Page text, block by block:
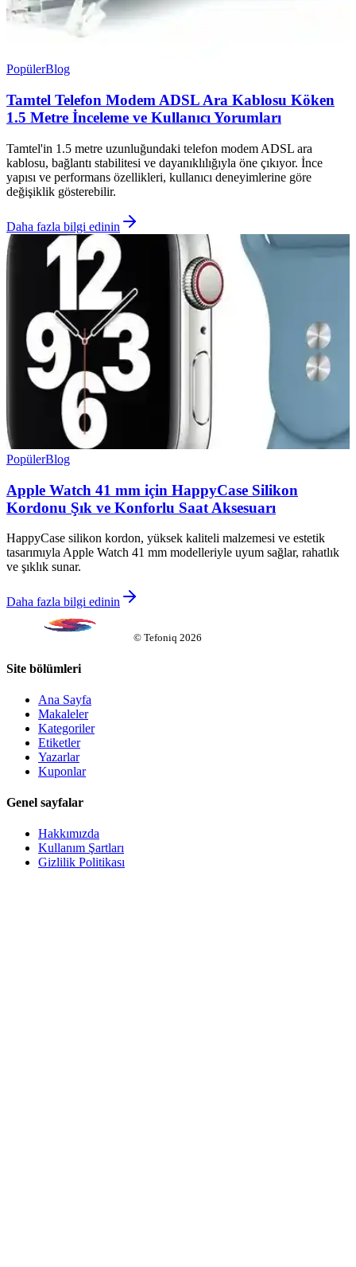
PopülerBlog
Tamtel Telefon Modem ADSL Ara Kablosu Köken
1.5 Metre İnceleme ve Kullanıcı Yorumları
Tamtel'in 1.5 metre uzunluğundaki telefon modem ADSL ara
kablosu, bağlantı stabilitesi ve dayanıklılığıyla öne çıkıyor. İnce
yapısı ve performans özellikleri, kullanıcı deneyimlerine göre
değişiklik gösterebilir.
Daha fazla bilgi edinin
PopülerBlog
Apple Watch 41 mm için HappyCase Silikon
Kordonu Şık ve Konforlu Saat Aksesuarı
HappyCase silikon kordon, yüksek kaliteli malzemesi ve estetik
tasarımıyla Apple Watch 41 mm modelleriyle uyum sağlar, rahatlık
ve şıklık sunar.
Daha fazla bilgi edinin
© Tefoniq 2026
Site bölümleri
Ana Sayfa
Makaleler
Kategoriler
Etiketler
Yazarlar
Kuponlar
Genel sayfalar
Hakkımızda
Kullanım Şartları
Gizlilik Politikası